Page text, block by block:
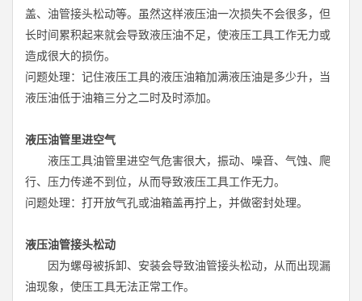
盖、油管接头松动等。虽然这样液压油一次损失不会很多，但
长时间累积起来就会导致液压油不足，使液压工具工作无力或
造成很大的损伤。
问题处理：记住液压工具的液压油箱加满液压油是多少升，当
液压油低于油箱三分之二时及时添加。
液压油管里进空气
液压工具油管里进空气危害很大，振动、噪音、气蚀、爬
行、压力传递不到位，从而导致液压工具工作无力。
问题处理：打开放气孔或油箱盖再拧上，并做密封处理。
液压油管接头松动
因为螺母被拆卸、安装会导致油管接头松动，从而出现漏
油现象，使压工具无法正常工作。